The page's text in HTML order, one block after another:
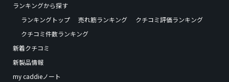
ランキングから探す
ランキングトップ
売れ筋ランキング
クチコミ評価ランキング
クチコミ件数ランキング
新着クチコミ
新製品情報
my caddieノート